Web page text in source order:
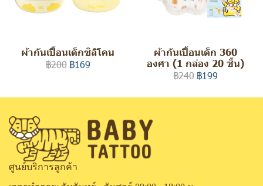
ผ้ากันเปื้อนเด็กซิลิโคน
฿200 ฿169
ผ้ากันเปื้อนเด็ก 360
องศา (1 กล่อง 20 ชิ้น)
฿240 ฿199
ศูนย์บริการลูกค้า